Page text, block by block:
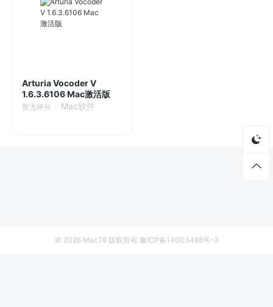
Arturia Vocoder V
1.6.3.6106 Mac激活版
暂无评分 Mac软件
© 2026 Mac78版权所有 豫ICP备14003498号-3